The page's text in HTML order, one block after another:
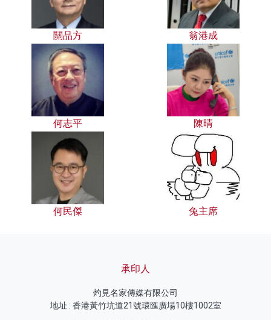
關品方 翁港成
何志平 陳晴
何民傑 兔主席
承印人
灼見名家傳媒有限公司
地址 : 香港黃竹坑道21號環匯廣場10樓1002室